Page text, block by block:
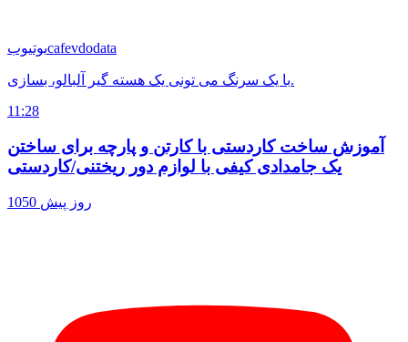
یوتیوبcafevdodata
با یک سرنگ می تونی یک هسته گیر آلبالو، بسازی.
11:28
آموزش ساخت کاردستی با کارتن و پارچه برای ساختن
یک جامدادی کیفی با لوازم دور ریختنی/کاردستی
1050 روز پیش